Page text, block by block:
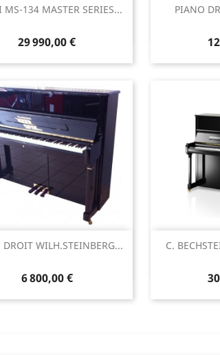
MS-134 MASTER SERIES...
29 990,00 €
Aperçu rapide PIANO

DROIT WILH.STEINBERG...
6 800,00 €
Aperçu rapide C. 